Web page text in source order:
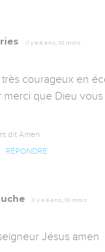
Il y a 6 ans, 10 mois
courageux en
merci que Dieu
dit Amen
RÉPONDRE
Il y a 6 ans, 10 mois
Jésus amen